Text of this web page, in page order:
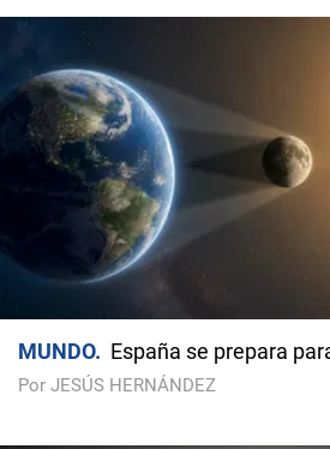
MUNDO España se prepara
Por JESÚS HERNÁNDEZ